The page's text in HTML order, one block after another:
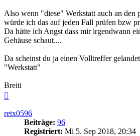
Also wenn "diese" Werkstatt auch an den
würde ich das auf jeden Fall prüfen bzw
Da hätte ich Angst dass mir irgendwann
Gehäuse schaut....
Da scheinst du ja einen Volltreffer
"Werkstatt"
Breiti
retx0596
Beiträge: 96
Registriert: Mi 5. Sep 2018, 20:34